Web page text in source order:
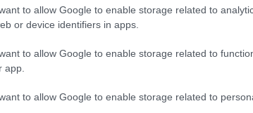
to allow Google to enable storage related to
or device identifiers in apps.
to allow Google to enable storage related to
app.
to allow Google to enable storage related to
referendum